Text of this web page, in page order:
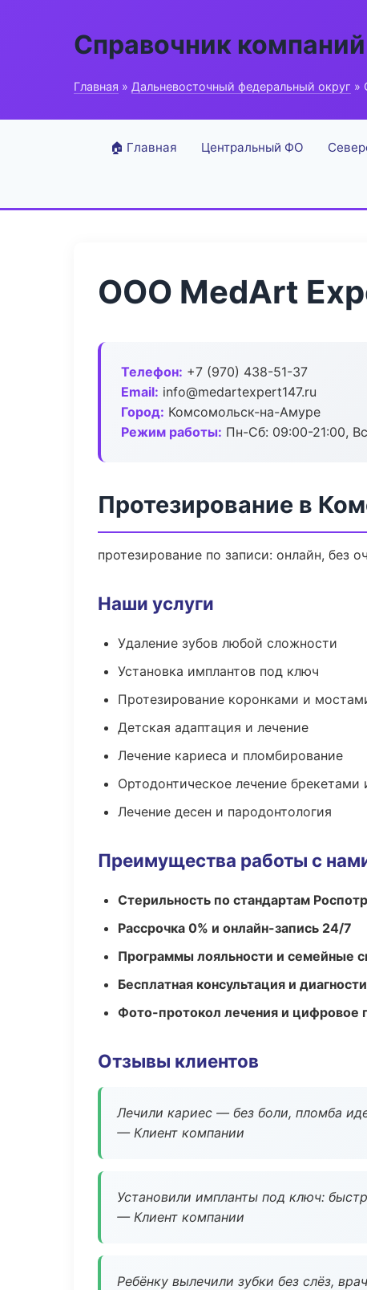
Справочник компаний
Главная » Дальневосточный федеральный округ »
🏠 Главная Центральный ФО
ООО MedArt
Телефон: +7 (970) 438-51-37
Email: info@medartexpert147.ru
Город: Комсомольск-на-Амуре
Режим работы: Пн-Сб: 09:00-21:00,
Протезирование в
протезирование по записи: онлайн, без
Наши услуги
Удаление зубов любой сложности
Установка имплантов под ключ
Протезирование коронками и
Детская адаптация и лечение
Лечение кариеса и пломбирование
Ортодонтическое лечение брекетами
Лечение десен и пародонтология
Преимущества работы с
Стерильность по стандартам
Рассрочка 0% и онлайн-запись 24/7
Программы лояльности и семейные
Бесплатная консультация и
Фото-протокол лечения и цифровое
Отзывы клиентов
Лечили кариес — без боли, пломба
— Клиент компании
Установили импланты под ключ:
— Клиент компании
Ребёнку вылечили зубки без слёз,